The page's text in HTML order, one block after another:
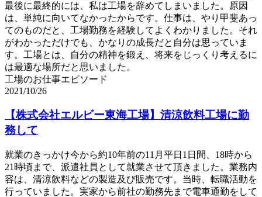
最後に最終的には、私は工場を辞めてしまいました。原因
は、単純に向いてなかったからです。仕事は、やり甲斐あっ
てのものだと、工場勤務を経験してよくわかりました。それ
がわかっただけでも、かなりの成長だと自分は思っていま
す。工場とは、自分の精神を鍛え、将来をじっくり考えるに
は最適な場所だと思いました。
工場のお仕事エピソード
2021/10/26
【株式会社エルビー東海工場】清涼飲料工場に勤
務して
就業のきっかけ今から約10年前の11月平日1日間、18時から
21時頃まで、派遣社員として就業させて頂きました。業務内
容は、清涼飲料などの製造及び販売です。当時、転職活動を
行っていました。実家から前社の勤務先まで電車通勤をして